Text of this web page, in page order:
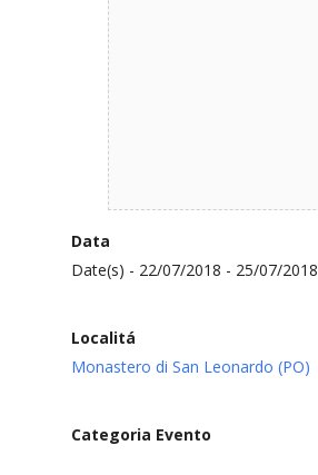
Data
Date(s) - 22/07/2018 - 25/07/2018
Localitá
Monastero di San Leonardo (PO)
Categoria Evento